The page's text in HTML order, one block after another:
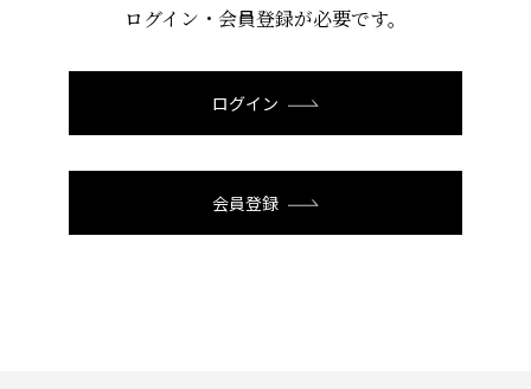
ログイン・会員登録が必要です。
ログイン
会員登録